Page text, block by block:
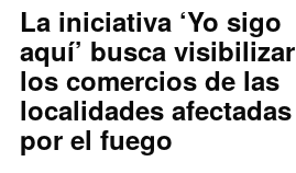
La iniciativa ‘Yo sigo
aquí’ busca visibilizar
los comercios de las
localidades afectadas
por el fuego